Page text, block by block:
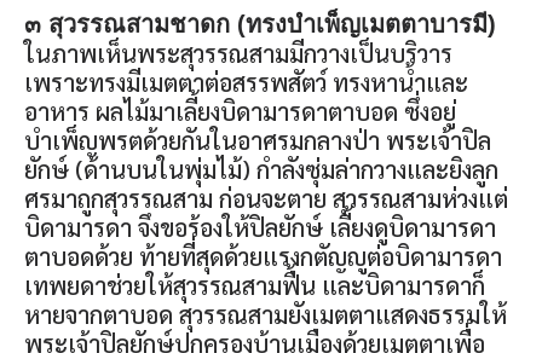
๓ สุวรรณสามชาดก (ทรงบำเพ็ญเมตตาบารมี)
ในภาพเห็นพระสุวรรณสามมีกวางเป็นบริวาร
เพราะทรงมีเมตตาต่อสรรพสัตว์ ทรงหาน้ำและ
อาหาร ผลไม้มาเลี้ยงบิดามารดาตาบอด ซึ่งอยู่
บำเพ็ญพรตด้วยกันในอาศรมกลางป่า พระเจ้าปิล
ยักษ์ (ด้านบนในพุ่มไม้) กำลังซุ่มล่ากวางและยิงลูก
ศรมาถูกสุวรรณสาม ก่อนจะตาย สุวรรณสามห่วงแต่
บิดามารดา จึงขอร้องให้ปิลยักษ์ เลี้ยงดูบิดามารดา
ตาบอดด้วย ท้ายที่สุดด้วยแรงกตัญญูต่อบิดามารดา
เทพยดาช่วยให้สุวรรณสามฟื้น และบิดามารดาก็
หายจากตาบอด สุวรรณสามยังเมตตาแสดงธรรมให้
พระเจ้าปิลยักษ์ปกครองบ้านเมืองด้วยเมตตาเพื่อ